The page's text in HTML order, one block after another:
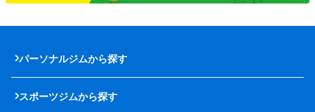
パーソナルジムから探す
スポーツジムから探す